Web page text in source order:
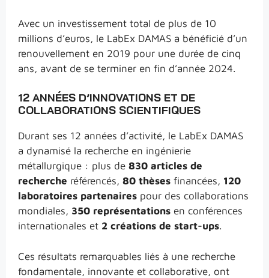
Avec un investissement total de plus de 10
millions d’euros, le LabEx DAMAS a bénéficié d’un
renouvellement en 2019 pour une durée de cinq
ans, avant de se terminer en fin d’année 2024.
12 ANNÉES D’INNOVATIONS ET DE
COLLABORATIONS SCIENTIFIQUES
Durant ses 12 années d’activité, le LabEx DAMAS
a dynamisé la recherche en ingénierie
métallurgique : plus de 830 articles de
recherche référencés, 80 thèses financées, 120
laboratoires partenaires pour des collaborations
mondiales, 350 représentations en conférences
internationales et 2 créations de start-ups.
Ces résultats remarquables liés à une recherche
fondamentale, innovante et collaborative, ont